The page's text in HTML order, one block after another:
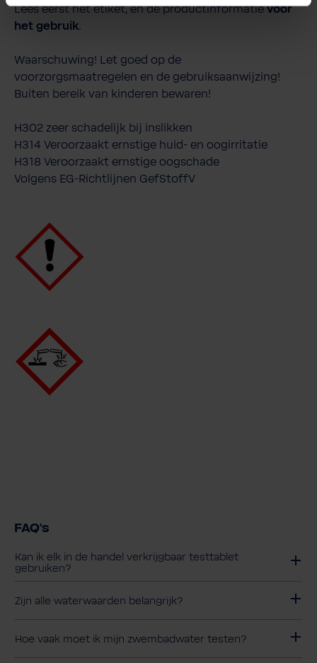
Lees eerst het etiket, en de productinformatievoor
het gebruik.
Waarschuwing! Let goed op de
voorzorgsmaatregelen en de gebruiksaanwijzing!
Buiten bereik van kinderen bewaren!
H302 zeer schadelijk bij inslikken
H314 Veroorzaakt ernstige huid- en oogirritatie
H318 Veroorzaakt ernstige oogschade
Volgens EG-Richtlijnen GefStoffV
FAQ's
Kan ik elk in de handel verkrijgbaar testtablet
gebruiken?
Zijn alle waterwaarden belangrijk?
Hoe vaak moet ik mijn zwembadwater testen?